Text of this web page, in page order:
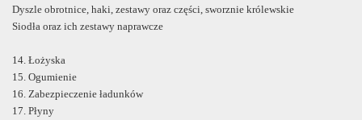
Dyszle obrotnice, haki, zestawy oraz części, sworznie królewskie
Siodła oraz ich zestawy naprawcze
14. Łożyska
15. Ogumienie
16. Zabezpieczenie ładunków
17. Płyny